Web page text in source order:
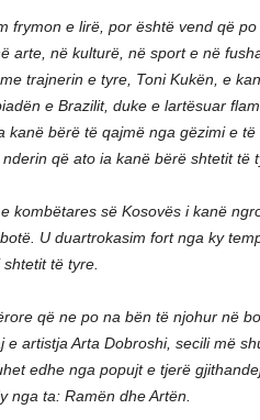
frymon e lirë, por është vend që
arte, në kulturë, në sport e në
trajnerin e tyre, Toni Kukën, e
e Brazilit, duke e lartësuar
kanë bërë të qajmë nga gëzimi e
që ato ia kanë bërë shtetit të
kombëtares së Kosovës i kanë
U duartrokasim fort nga ky
të tyre.
që ne po na bën të njohur në
e artistja Arta Dobroshi, secili më
edhe nga popujt e tjerë
nga ta: Ramën dhe Artën.